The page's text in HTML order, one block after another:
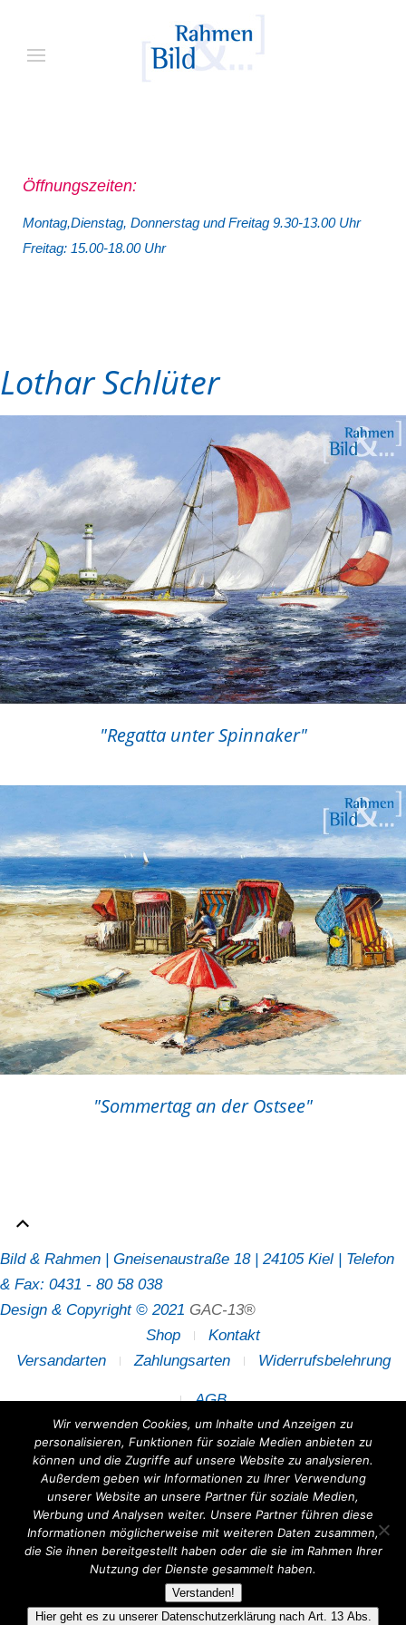
Öffnungszeiten:
Montag,Dienstag, Donnerstag und Freitag 9.30-13.00 Uhr
Freitag: 15.00-18.00 Uhr
Lothar Schlüter
"Regatta unter Spinnaker"
"Sommertag an der Ostsee"
Bild & Rahmen | Gneisenaustraße 18 | 24105 Kiel | Telefon
& Fax: 0431 - 80 58 038
Design & Copyright © 2021 GAC-13®
Shop
Kontakt
Versandarten
Zahlungsarten Widerrufsbelehrung
AGB
Wir verwenden Cookies, um Inhalte und Anzeigen zu
personalisieren, Funktionen für soziale Medien anbieten zu
können und die Zugriffe auf unsere Website zu analysieren.
Außerdem geben wir Informationen zu Ihrer Verwendung
unserer Website an unsere Partner für soziale Medien,
Werbung und Analysen weiter. Unsere Partner führen diese
Informationen möglicherweise mit weiteren Daten zusammen,
die Sie ihnen bereitgestellt haben oder die sie im Rahmen Ihrer
Nutzung der Dienste gesammelt haben.
Verstanden!
Hier geht es zu unserer Datenschutzerklärung nach Art. 13 Abs.